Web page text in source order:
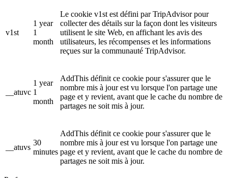
v1st
1 year
1
month
Le cookie v1st est défini par TripAdvisor pour
collecter des détails sur la façon dont les visiteurs
utilisent le site Web, en affichant les avis des
utilisateurs, les récompenses et les informations
reçues sur la communauté TripAdvisor.
__atuvc
1 year
1
month
AddThis définit ce cookie pour s'assurer que le
nombre mis à jour est vu lorsque l'on partage une
page et y revient, avant que le cache du nombre de
partages ne soit mis à jour.
__atuvs
30
minutes
AddThis définit ce cookie pour s'assurer que le
nombre mis à jour est vu lorsque l'on partage une
page et y revient, avant que le cache du nombre de
partages ne soit mis à jour.